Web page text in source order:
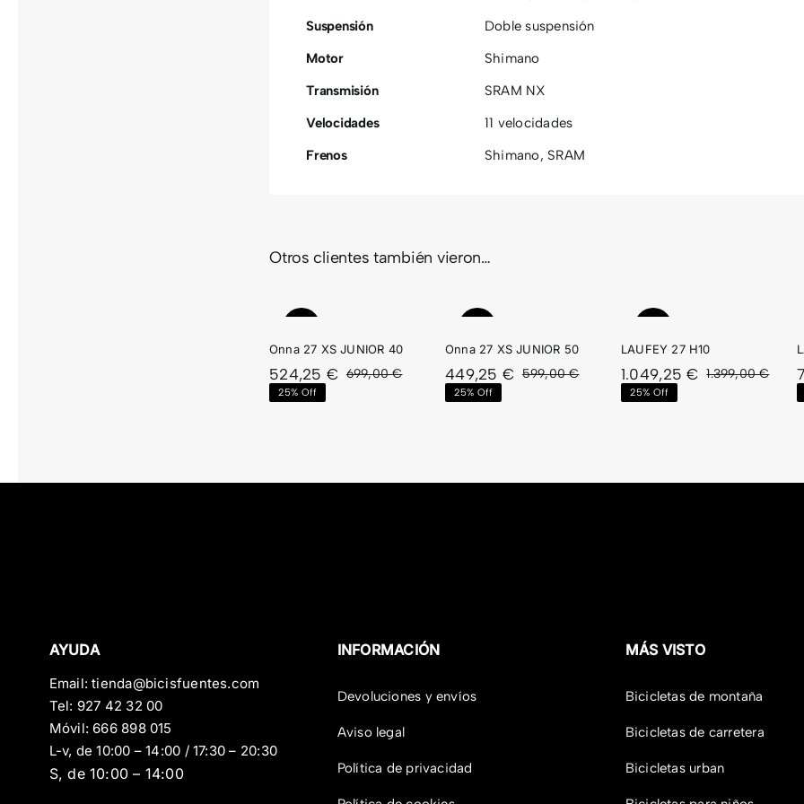
Suspensión
Doble suspensión
Motor
Shimano
Transmisión
SRAM NX
Velocidades
11 velocidades
Frenos
Shimano, SRAM
Otros clientes también vieron…
Onna 27 XS JUNIOR 40
699,00€El
precio
524,25 €
El
precio
25% Off
ONNA
50
Onna 27 XS JUNIOR 50
599,00€El
precio
449,25 €
El
precio
25% Off
LAUFEY 27 H10
1.399,00€El
1.049,25€
El
25% Off
AYUDA
Email:tienda@bicisfuentes.com
Tel: 927 42 32 00
Móvil: 666 898 015
L-v, de 10:00 – 14:00 / 17:30 – 20:30
S, de 10:00 – 14:00
INFORMACIÓN
Devoluciones y envíos
Aviso legal
Política de privacidad
MÁS VISTO
Bicicletas de montaña
Bicicletas de carretera
Bicicletas urban